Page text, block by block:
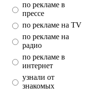
по рекламе в
прессе
по рекламе на TV
по рекламе на
радио
по рекламе в
интернет
узнали от
знакомых